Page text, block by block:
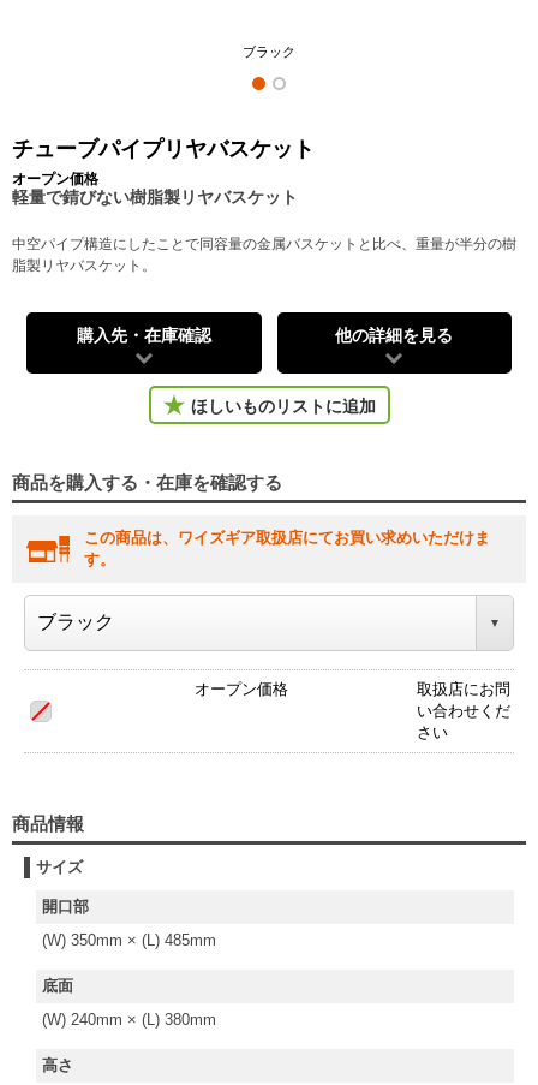
ブラック
チューブパイプリヤバスケット
オープン価格
軽量で錆びない樹脂製リヤバスケット
中空パイプ構造にしたことで同容量の金属バスケットと比べ、重量が半分の樹
脂製リヤバスケット。
購入先・在庫確認 他の詳細を見る
ほしいものリストに追加
商品を購入する・在庫を確認する
この商品は、ワイズギア取扱店にてお買い求めいただけま
す。
オープン価格
取扱店にお問
い合わせくだ
さい
商品情報
サイズ
開口部
(W) 350mm × (L) 485mm
底面
(W) 240mm × (L) 380mm
高さ